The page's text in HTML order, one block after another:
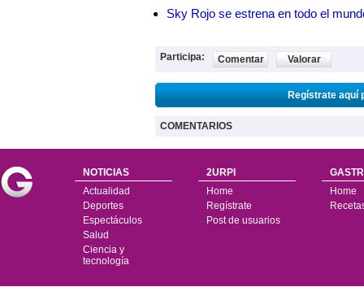
Sky Rojo se estrena en todo el
Participa: Comentar Valorar
Regístrate aquí
COMENTARIOS
NOTICIAS
Actualidad
Deportes
Espectáculos
Salud
Ciencia y
tecnología
2URPI
Home
Regístrate
Post de usuarios
Home